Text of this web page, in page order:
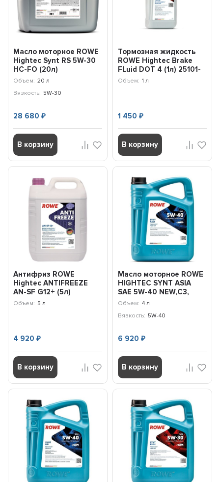
Масло моторное ROWE
Нightec Synt RS 5W-30
HC-FO (20л)
Объем: 20 л
Вязкость: 5W-30
28 680₽
В корзину
Тормозная жидкость
ROWE Hightес Brake
FLuid DOT 4 (1л) 25101-
0010-99
Объем: 1 л
1 450 ₽
В корзину
Антифриз ROWE
Hightec ANTIFREEZE
AN-SF G12+ (5л)
21014005099
Объем: 5 л
4 920₽
В корзину
Масло моторное ROWE
HIGHTEC SYNT ASIA
SAE 5W-40 NEW,C3,
SN/CF, 4л
Объем: 4 л
Вязкость: 5W-40
6 920 ₽
В корзину